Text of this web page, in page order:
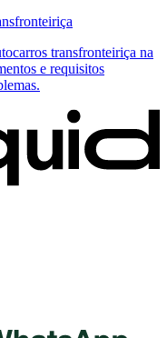
transfronteiriça na
e requisitos